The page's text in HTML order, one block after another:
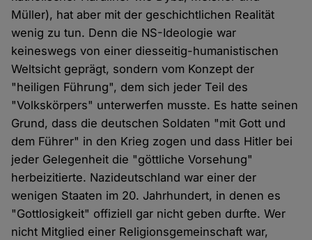
Müller), hat aber mit der geschichtlichen Realität
wenig zu tun. Denn die NS-Ideologie war
keineswegs von einer diesseitig-humanistischen
Weltsicht geprägt, sondern vom Konzept der
"heiligen Führung", dem sich jeder Teil des
"Volkskörpers" unterwerfen musste. Es hatte seinen
Grund, dass die deutschen Soldaten "mit Gott und
dem Führer" in den Krieg zogen und dass Hitler bei
jeder Gelegenheit die "göttliche Vorsehung"
herbeizitierte. Nazideutschland war einer der
wenigen Staaten im 20. Jahrhundert, in denen es
"Gottlosigkeit" offiziell gar nicht geben durfte. Wer
nicht Mitglied einer Religionsgemeinschaft war,